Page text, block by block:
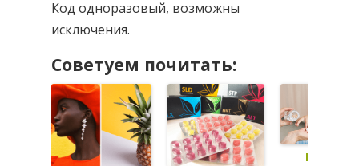
Код одноразовый, возможны
исключения.
Советуем почитать:
Как